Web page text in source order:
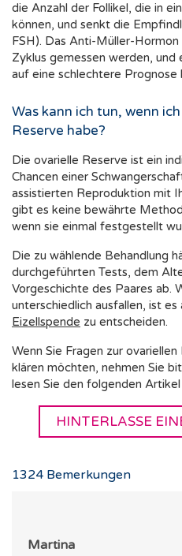
die Anzahl der Follikel, die in
können, und senkt die
FSH). Das Anti-Müller-Hormon
Zyklus gemessen werden,
auf eine schlechtere Prognose
Was kann ich tun, wenn
Reserve habe?
Die ovarielle Reserve ist ein
Chancen einer
assistierten Reproduktion mit
gibt es keine bewährte
wenn sie einmal festgestellt
Die zu wählende Behandlung
durchgeführten Tests, dem
Vorgeschichte des Paares ab.
unterschiedlich ausfallen, ist
Eizellspende zu entscheiden.
Wenn Sie Fragen zur
klären möchten, nehmen Sie
lesen Sie den folgenden Artikel
HINTERLASSE
1324 Bemerkungen
Martina